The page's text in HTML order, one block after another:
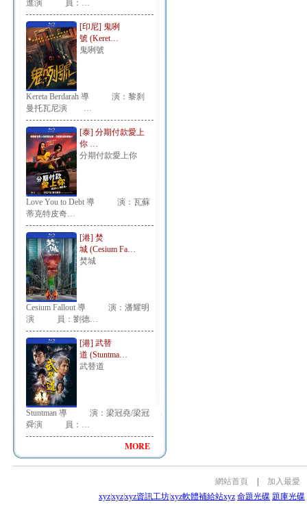
進演 員：…
[印尼] 鬼咧
號 (Keret…
鬼咧號
Kereta Berdarah 導 演：黎刹
曼托瓦尼演 …
[泰] 分期付款愛上
你 …
分期付款愛上你
Love You to Debt 導 演：瓦蘇
蒂克特皮奇…
[港] 焚
城 (Cesium Fa…
焚城
Cesium Fallout 導 演：潘耀明
演 員：劉德…
[港] 武替
道 (Stuntma…
武替道
Stuntman 導 演：梁冠堯/梁冠
舜演 員：…
MORE
網站首頁
加入最愛
xyzxyzxyz資訊工坊xyz軟體補給站xyz 命題光碟 題庫光碟